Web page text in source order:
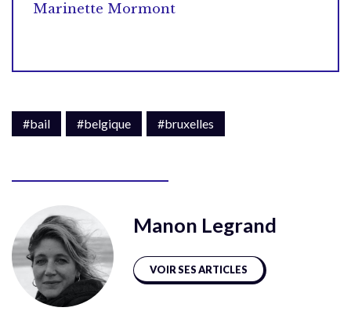
Marinette Mormont
#bail #belgique #bruxelles
Manon Legrand
VOIR SES ARTICLES